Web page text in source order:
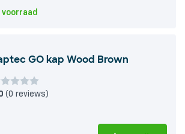
GO kap Wood Brown
(0 reviews)